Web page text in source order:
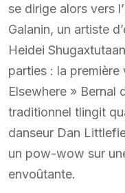
se dirige alors vers
Galanin, un artiste
Heidei
parties : la
Elsewhere » Bernal
traditionnel tlingit
danseur Dan
un pow-wow sur
envoûtante.